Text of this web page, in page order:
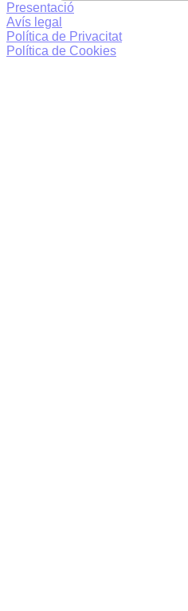
Presentació
Avís legal
Política de Privacitat
Política de Cookies